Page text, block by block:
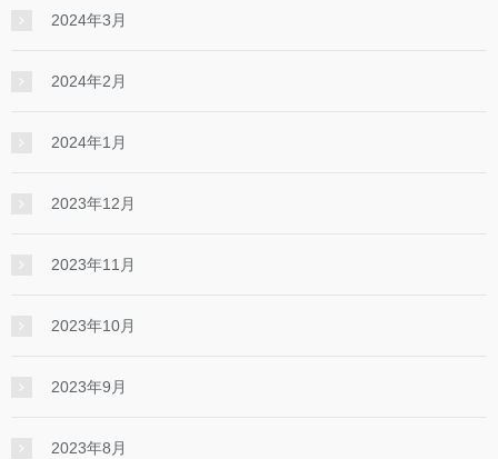
2024年3月
2024年2月
2024年1月
2023年12月
2023年11月
2023年10月
2023年9月
2023年8月